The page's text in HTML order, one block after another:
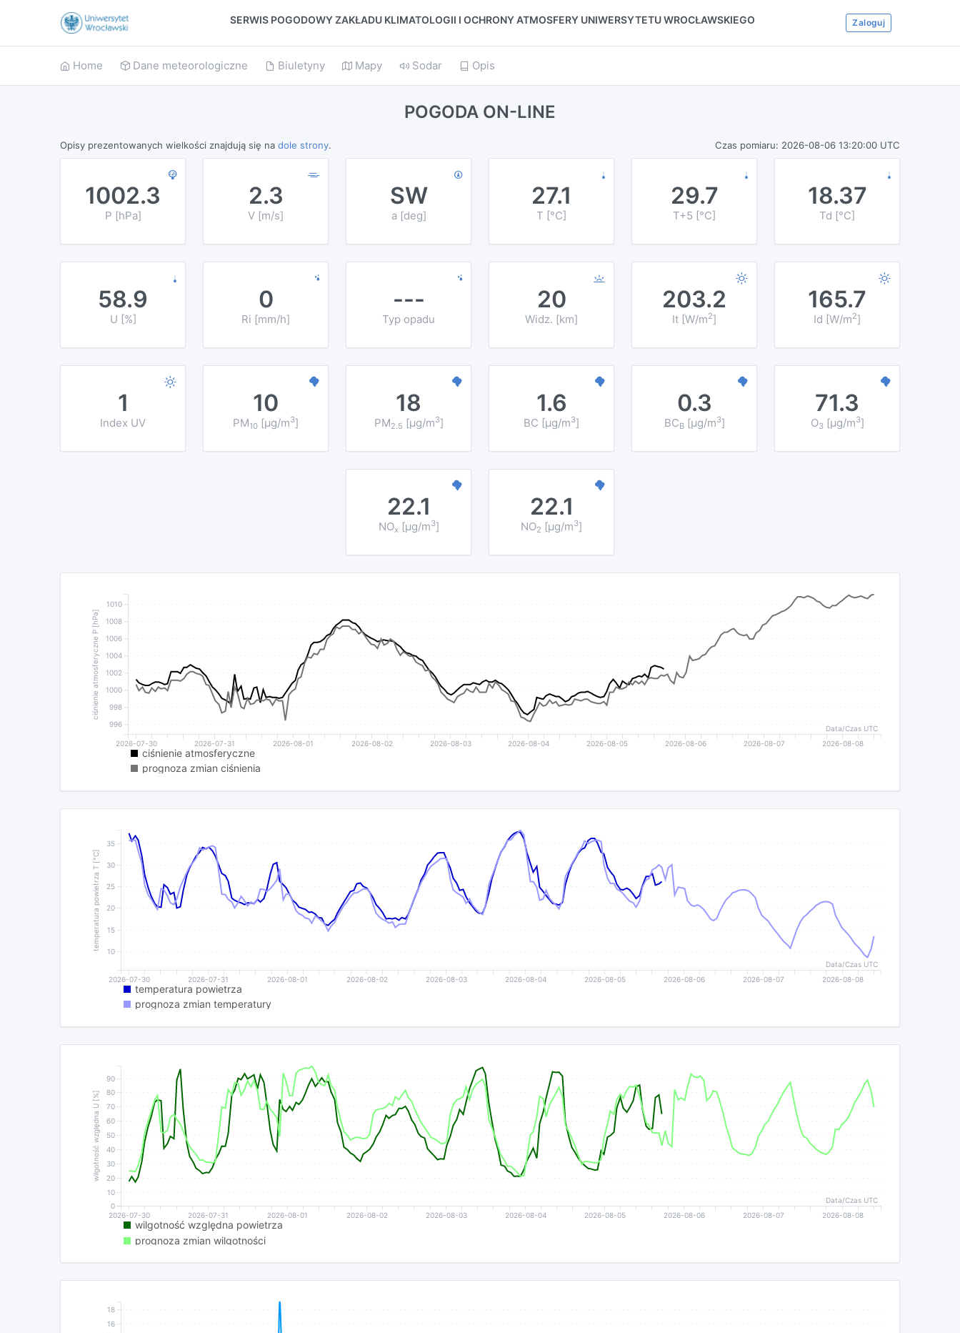
SERWIS POGODOWY ZAKŁADU KLIMATOLOGII I OCHRONY ATMOSFERY UNIWERSYTETU WROCŁAWSKIEGO Zaloguj
Home Dane meteorologiczne Biuletyny Mapy Sodar Opis
POGODA ON-LINE
Opisy prezentowanych wielkości znajdują się na dole strony. Czas pomiaru: 2026-08-06 13:20:00 UTC
1002.3
P [hPa]
2.3
V [m/s]
SW
a [deg]
27.1
T [°C]
29.7
T+5 [°C]
18.37
Td [°C]
58.9
U [%]
0
Ri [mm/h]
---
Typ opadu
20
Widz. [km]
203.2
It [W/m2]
165.7
Id [W/m2]
1
Index UV
10
PM10 [µg/m3]
18
PM2.5 [µg/m3]
1.6
BC [µg/m3]
0.3
BCB[µg/m3]
71.3
O3 [µg/m3]
22.1
NOx [µg/m3]
22.1
NO2 [µg/m3]
Data/Czas UTC
2026-07-30 2026-07-31 2026-08-01 2026-08-02 2026-08-03 2026-08-04 2026-08-05 2026-08-06 2026-08-07 2026-08-08
ciśnienie atmosferyczne P [hPa]
996
998
1000
1002
1004
1006
1008
1010
ciśnienie atmosferyczne
prognoza zmian ciśnienia
Data/Czas UTC
2026-07-30 2026-07-31 2026-08-01 2026-08-02 2026-08-03 2026-08-04 2026-08-05 2026-08-06 2026-08-07 2026-08-08
temperatura powietrza T [°C] 10
15
20
25
30
35
temperatura powietrza
prognoza zmian temperatury
Data/Czas UTC
2026-07-30 2026-07-31 2026-08-01 2026-08-02 2026-08-03 2026-08-04 2026-08-05 2026-08-06 2026-08-07 2026-08-08
wilgotność względna U [%]
0
10
20
30
40
50
60
70
80
90
wilgotność względna powietrza
prognoza zmian wilgotności
16
18